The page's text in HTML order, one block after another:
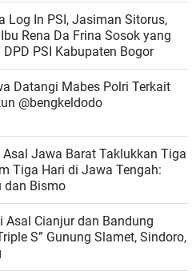
Log In PSI, Jasiman Sitorus,
Rena Da Frina Sosok yang
PSI Kabupaten Bogor
Datangi Mabes Polri Terkait
@bengkeldodo
Jawa Barat Taklukkan Tiga
Tiga Hari di Jawa Tengah:
dan Bismo
Asal Cianjur dan Bandung
S” Gunung Slamet, Sindoro,